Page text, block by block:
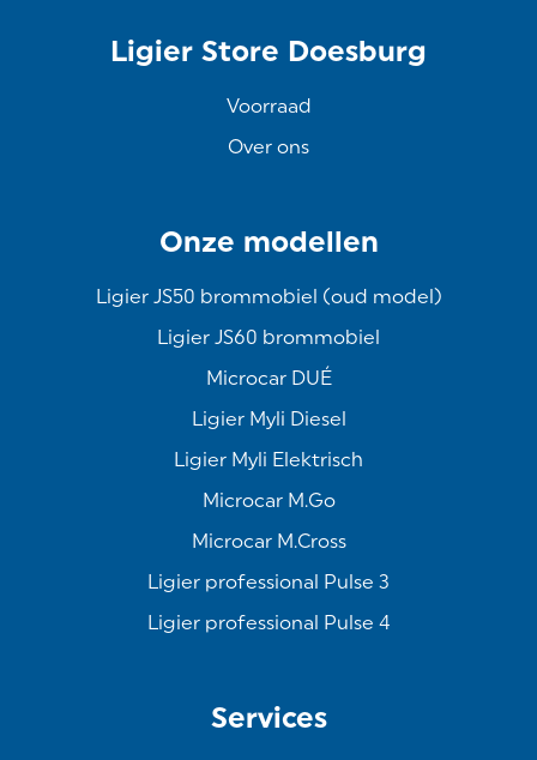
Ligier Store Doesburg
Voorraad
Over ons
Onze modellen
Ligier JS50 brommobiel (oud model)
Ligier JS60 brommobiel
Microcar DUÉ
Ligier Myli Diesel
Ligier Myli Elektrisch
Microcar M.Go
Microcar M.Cross
Ligier professional Pulse 3
Ligier professional Pulse 4
Services